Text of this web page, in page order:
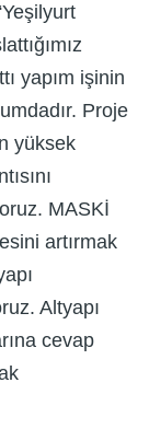
yapım işinin
Proje
yüksek
MASKİ
artırmak
Altyapı
cevap